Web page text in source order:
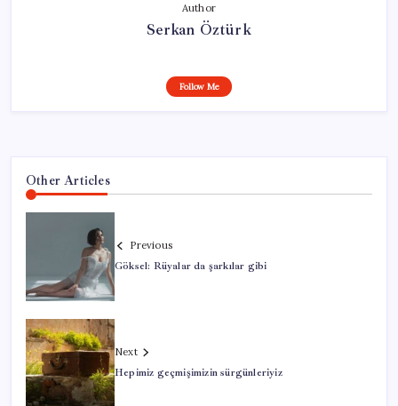
Author
Serkan Öztürk
Follow Me
Other Articles
Previous
Göksel: Rüyalar da şarkılar gibi
Next
Hepimiz geçmişimizin sürgünleriyiz